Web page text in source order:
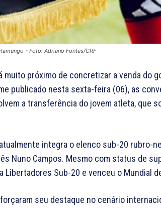
- Foto: Adriano Fontes/CRF
muito próximo de concretizar a venda do
publicado nesta sexta-feira (06), as
a transferência do jovem atleta, que
integra o elenco sub-20 rubro-
Nuno Campos. Mesmo com status de
Libertadores Sub-20 e venceu o Mundial
seu destaque no cenário